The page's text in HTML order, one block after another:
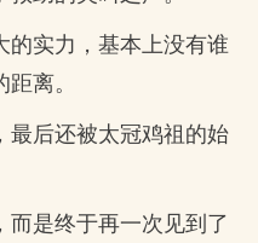
实力，基本上没有谁
离。
最后还被太冠鸡祖的始
是终于再一次见到了